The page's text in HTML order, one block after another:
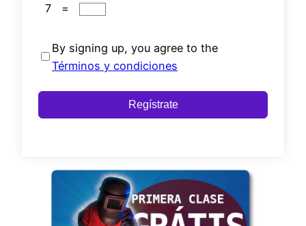
7 =
By signing up, you agree to the
Términos y condiciones
Regístrate